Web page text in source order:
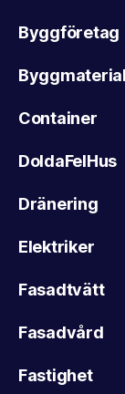
Byggföretag
Byggmaterial
Container
DoldaFelHus
Dränering
Elektriker
Fasadtvätt
Fasadvård
Fastighet